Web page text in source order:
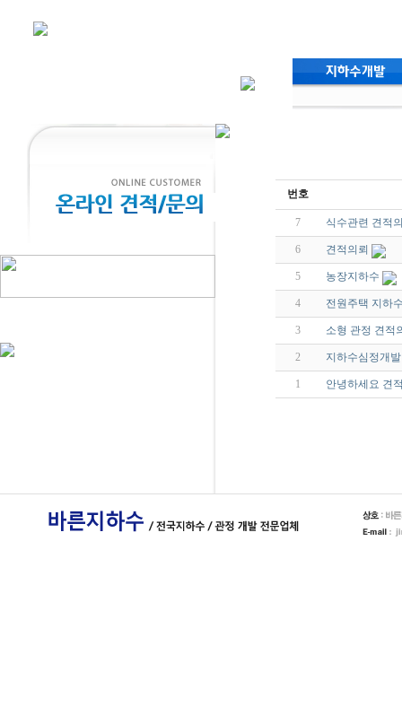
번호
7 식수관련 견적
6 견적의뢰
5 농장지하수
4 전원주택 지하
3 소형 관정 견적
2 지하수심정개
1 안녕하세요 견